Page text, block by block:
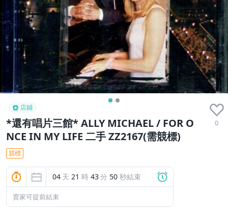
店鋪
*還有唱片三館* ALLY MICHAEL / FOR O
NCE IN MY LIFE 二手 ZZ2167(需競標)
0
競標
04 天 21 時 43分 49 秒結束
賣家可提前結束